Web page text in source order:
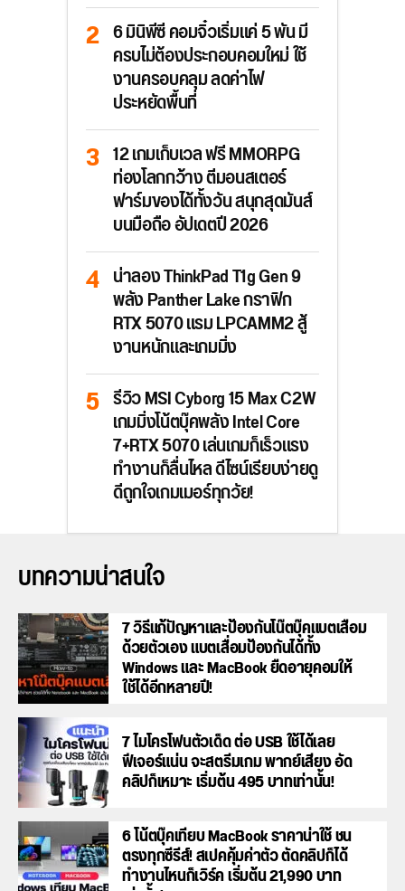
6 มินิพีซี คอมจิ๋วเริ่มแค่ 5 พัน มี
ครบไม่ต้องประกอบคอมใหม่ ใช้
งานครอบคลุม ลดค่าไฟ
ประหยัดพื้นที่
12 เกมเก็บเวล ฟรี MMORPG
ท่องโลกกว้าง ตีมอนสเตอร์
ฟาร์มของได้ทั้งวัน สนุกสุดมันส์
บนมือถือ อัปเดตปี 2026
น่าลอง ThinkPad T1g Gen 9
พลัง Panther Lake กราฟิก
RTX 5070 แรม LPCAMM2 สู้
งานหนักและเกมมิ่ง
รีวิว MSI Cyborg 15 Max C2W
เกมมิ่งโน้ตบุ๊คพลัง Intel Core
7+RTX 5070 เล่นเกมก็เร็วแรง
ทำงานก็ลื่นไหล ดีไซน์เรียบง่ายดู
ดีถูกใจเกมเมอร์ทุกวัย!
บทความน่าสนใจ
7 วิธีแก้ปัญหาและป้องกันโน๊ตบุ๊คแบตเสื่อม
ด้วยตัวเอง แบตเสื่อมป้องกันได้ทั้ง
Windows และ MacBook ยืดอายุคอมให้
ใช้ได้อีกหลายปี!
7 ไมโครโฟนตัวเด็ด ต่อ USB ใช้ได้เลย
ฟีเจอร์แน่น จะสตรีมเกม พากย์เสียง อัด
คลิปก็เหมาะ เริ่มต้น 495 บาทเท่านั้น!
6 โน้ตบุ๊คเทียบ MacBook ราคาน่าใช้ ชน
ตรงทุกซีรีส์! สเปคคุ้มค่าตัว ตัดคลิปก็ได้
ทำงานไหนก็เวิร์ค เริ่มต้น 21,990 บาท